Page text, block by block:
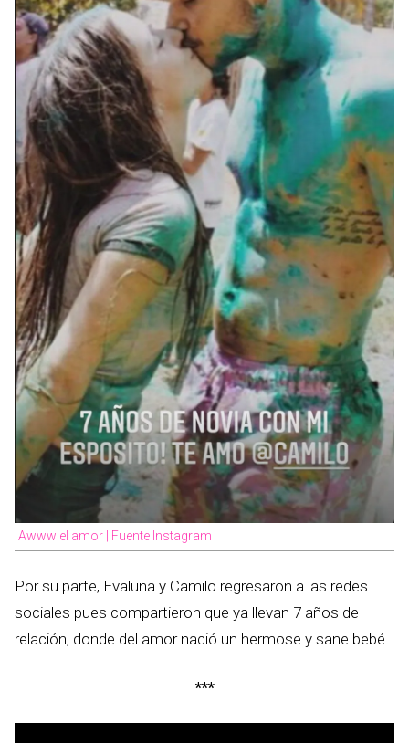
Awww el amor | Fuente Instagram
Por su parte, Evaluna y Camilo regresaron a las redes
sociales pues compartieron que ya llevan 7 años de
relación, donde del amor nació un hermose y sane bebé.
***